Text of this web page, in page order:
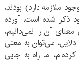
ملازمه دارد) بودند،
ذکر شده است، آورده
آن را نمی‌دانیم،
می‌توان به معنی
اما راه به جایی